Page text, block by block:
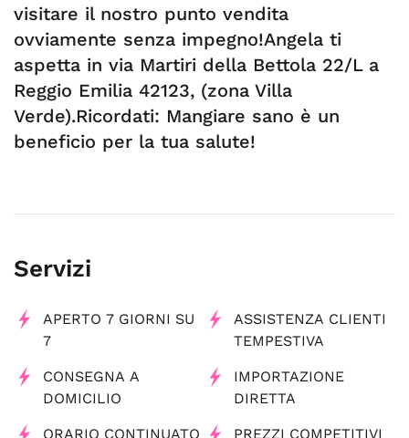
visitare il nostro punto vendita
ovviamente senza impegno!Angela ti
aspetta in via Martiri della Bettola 22/L a
Reggio Emilia 42123, (zona Villa
Verde).Ricordati: Mangiare sano è un
beneficio per la tua salute!
Servizi
APERTO 7 GIORNI SU
7
ASSISTENZA CLIENTI
TEMPESTIVA
CONSEGNA A
DOMICILIO
IMPORTAZIONE
DIRETTA
ORARIO CONTINUATO PREZZI COMPETITIVI